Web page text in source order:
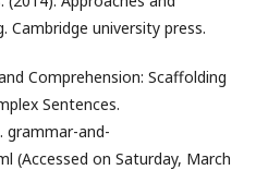
Cambridge university press.
Comprehension: Scaffolding
Sentences.
grammar-and-
(Accessed on Saturday, March